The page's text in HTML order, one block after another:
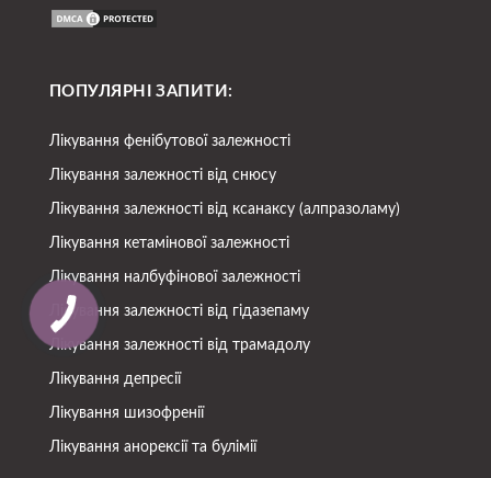
ПОПУЛЯРНІ ЗАПИТИ:
Лікування фенібутової залежності
Лікування залежності від снюсу
Лікування залежності від ксанаксу (алпразоламу)
Лікування кетамінової залежності
Лікування налбуфінової залежності
Лікування залежності від гідазепаму
Лікування залежності від трамадолу
Лікування депресії
Лікування шизофренії
Лікування анорексії та булімії